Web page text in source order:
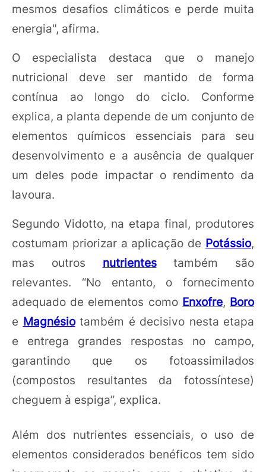
mesmos desafios climáticos e perde muita
energia", afirma.
O especialista destaca que o manejo
nutricional deve ser mantido de forma
contínua ao longo do ciclo. Conforme
explica, a planta depende de um conjunto de
elementos químicos essenciais para seu
desenvolvimento e a ausência de qualquer
um deles pode impactar o rendimento da
lavoura.
Segundo Vidotto, na etapa final, produtores
costumam priorizar a aplicação de Potássio,
mas outros nutrientestambém são
relevantes. “No entanto, o fornecimento
adequado de elementos como Enxofre, Boro
e Magnésiotambém é decisivo nesta etapa
e entrega grandes respostas no campo,
garantindo que os fotoassimilados
(compostos resultantes da fotossíntese)
cheguem à espiga”, explica.
Além dos nutrientes essenciais, o uso de
elementos considerados benéficos tem sido